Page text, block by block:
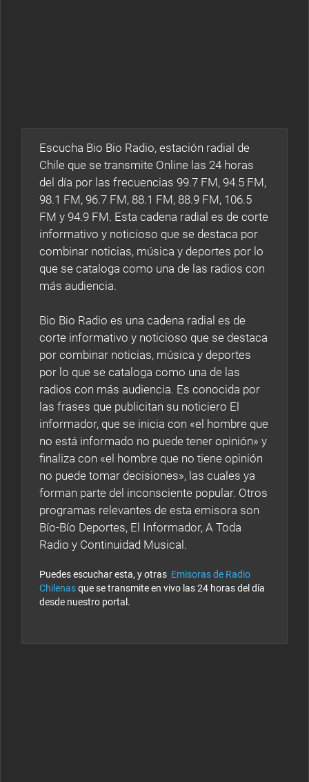
Escucha Bio Bio Radio, estación radial de
Chile que se transmite Online las 24 horas
del día por las frecuencias 99.7 FM, 94.5 FM,
98.1 FM, 96.7 FM, 88.1 FM, 88.9 FM, 106.5
FM y 94.9 FM. Esta cadena radial es de corte
informativo y noticioso que se destaca por
combinar noticias, música y deportes por lo
que se cataloga como una de las radios con
más audiencia.
Bio Bio Radio es una cadena radial es de
corte informativo y noticioso que se destaca
por combinar noticias, música y deportes
por lo que se cataloga como una de las
radios con más audiencia. Es conocida por
las frases que publicitan su noticiero El
informador, que se inicia con «el hombre que
no está informado no puede tener opinión» y
finaliza con «el hombre que no tiene opinión
no puede tomar decisiones», las cuales ya
forman parte del inconsciente popular. Otros
programas relevantes de esta emisora son
Bío-Bío Deportes, El Informador, A Toda
Radio y Continuidad Musical.
Puedes escuchar esta, y otras Emisoras de Radio
Chilenasque se transmite en vivo las 24 horas del día
desde nuestro portal.